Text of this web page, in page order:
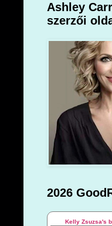
Ashley
szerzői
2026
Kelly Zsuzsa's